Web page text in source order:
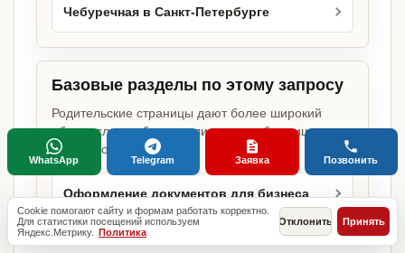
Чебуречная в Санкт-Петербурге
Базовые разделы по этому запросу
Родительские страницы дают более широкий
обзор услуги, объекта или региона без лишних
переходов.
Оформление документов для бизнеса
Cookie помогают сайту и формам работать корректно.
Для статистики посещений используем
Яндекс.Метрику. Политика
Отклонить Принять
WhatsApp Telegram Заявка Позвонить